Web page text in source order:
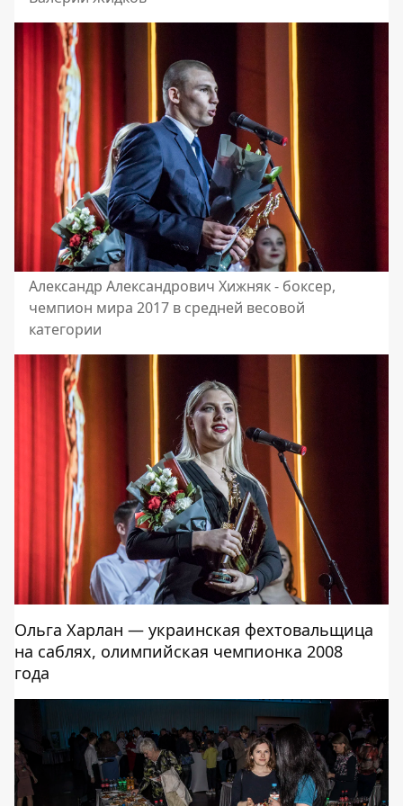
Александр Александрович Хижняк - боксер,
чемпион мира 2017 в средней весовой
категории
Ольга Харлан — украинская фехтовальщица
на саблях, олимпийская чемпионка 2008
года